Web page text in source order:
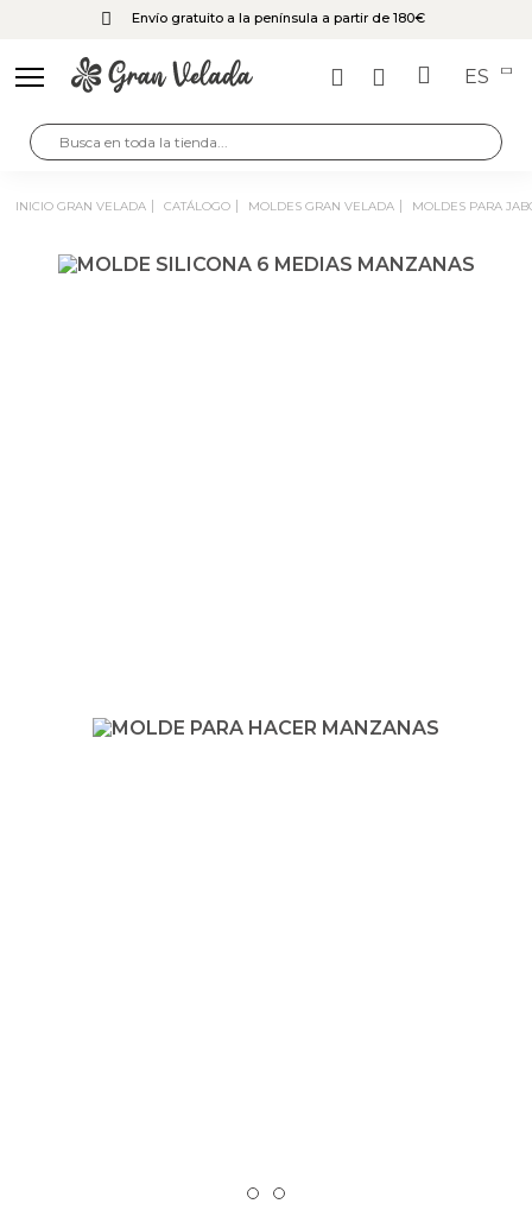
Envío gratuito a la península a partir de 180€
ES
INICIO GRAN VELADA CATÁLOGO MOLDES GRAN VELADA MOLDES PARA